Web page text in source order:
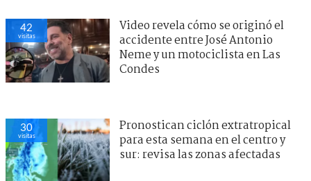
42
visitas
Video revela cómo se originó el
accidente entre José Antonio
Neme y un motociclista en Las
Condes
30
visitas
Pronostican ciclón extratropical
para esta semana en el centro y
sur: revisa las zonas afectadas